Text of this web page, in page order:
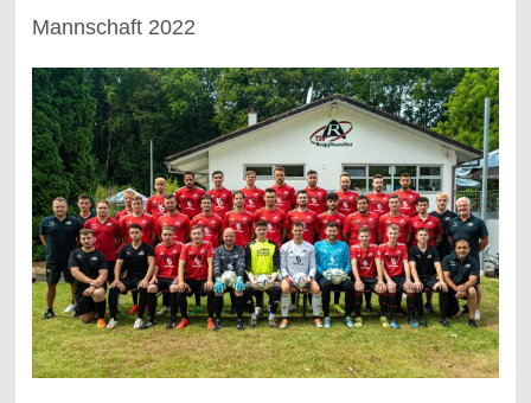
Mannschaft 2022